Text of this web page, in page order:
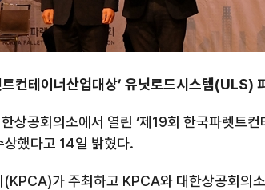
컨테이너산업대상’ 유닛로드시스템(ULS)
상공회의소에서 열린 ‘제 19회 한국파렛트컨
상했다고 14일 밝혔다.
(KPCA)가 주최하고 KPCA와 대한상공회의